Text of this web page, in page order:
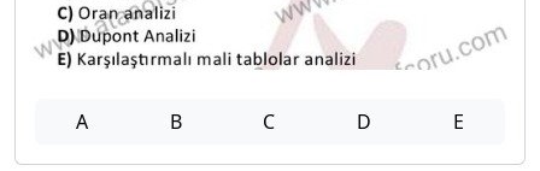
A B C D E